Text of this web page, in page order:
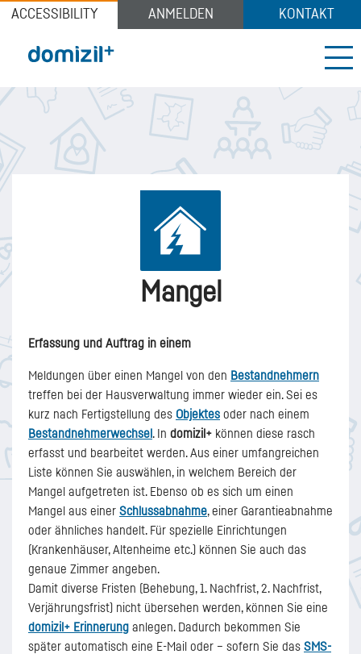
Direkt
ACCESSIBILITY Mangel
ANMELDEN KONTAKT
Mangel
Erfassung und Auftrag in einem
Meldungen über einen Mangel von den Bestandnehmern
treffen bei der Hausverwaltung immer wieder ein. Sei es
kurz nach Fertigstellung des Objektes oder nach einem
Bestandnehmerwechsel . In domizil+ können diese rasch
erfasst und bearbeitet werden. Aus einer umfangreichen
Liste können Sie auswählen, in welchem Bereich der
Mangel aufgetreten ist. Ebenso ob es sich um einen
Mangel aus einer Schlussabnahme, einer Garantieabnahme
oder ähnliches handelt. Für spezielle Einrichtungen
(Krankenhäuser, Altenheime etc.) können Sie auch das
genaue Zimmer angeben.
Damit diverse Fristen (Behebung, 1. Nachfrist, 2. Nachfrist,
Verjährungsfrist) nicht übersehen werden, können Sie eine
domizil+ Erinnerung anlegen. Dadurch bekommen Sie
später automatisch eine E-Mail oder – sofern Sie das SMS-